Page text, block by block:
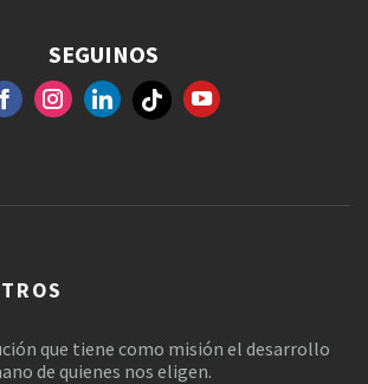
SEGUINOS
FACEBOOKGOOGLE+INSTAGRAM YOUTUBE
que tiene como misión el desarrollo
de quienes nos eligen.